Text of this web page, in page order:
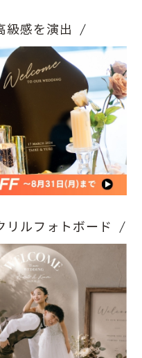
級感を演出
リルフォトボード